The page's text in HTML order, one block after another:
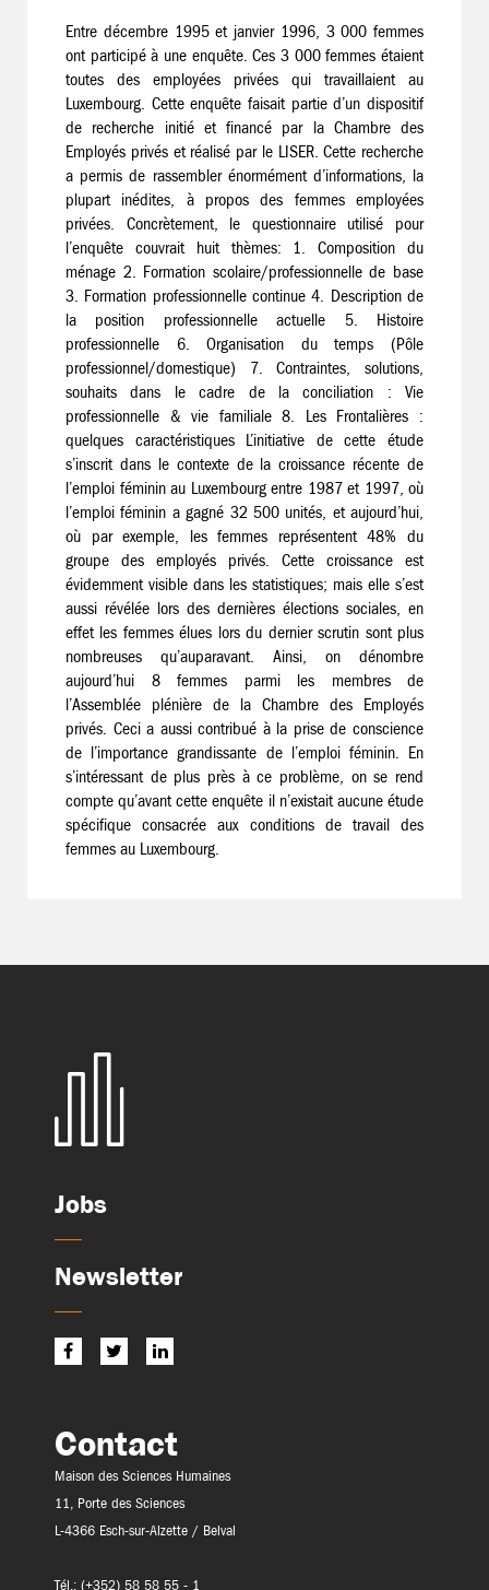
Entre décembre 1995 et janvier 1996, 3 000 femmes
ont participé à une enquête. Ces 3 000 femmes étaient
toutes des employées privées qui travaillaient au
Luxembourg. Cette enquête faisait partie d’un dispositif
de recherche initié et financé par la Chambre des
Employés privés et réalisé par le LISER. Cette recherche
a permis de rassembler énormément d’informations, la
plupart inédites, à propos des femmes employées
privées. Concrètement, le questionnaire utilisé pour
l’enquête couvrait huit thèmes: 1. Composition du
ménage 2. Formation scolaire/professionnelle de base
3. Formation professionnelle continue 4. Description de
la position professionnelle actuelle 5. Histoire
professionnelle 6. Organisation du temps (Pôle
professionnel/domestique) 7. Contraintes, solutions,
souhaits dans le cadre de la conciliation : Vie
professionnelle & vie familiale 8. Les Frontalières :
quelques caractéristiques L’initiative de cette étude
s’inscrit dans le contexte de la croissance récente de
l’emploi féminin au Luxembourg entre 1987 et 1997, où
l’emploi féminin a gagné 32 500 unités, et aujourd’hui,
où par exemple, les femmes représentent 48% du
groupe des employés privés. Cette croissance est
évidemment visible dans les statistiques; mais elle s’est
aussi révélée lors des dernières élections sociales, en
effet les femmes élues lors du dernier scrutin sont plus
nombreuses qu’auparavant. Ainsi, on dénombre
aujourd’hui 8 femmes parmi les membres de
l’Assemblée plénière de la Chambre des Employés
privés. Ceci a aussi contribué à la prise de conscience
de l’importance grandissante de l’emploi féminin. En
s’intéressant de plus près à ce problème, on se rend
compte qu’avant cette enquête il n’existait aucune étude
spécifique consacrée aux conditions de travail des
femmes au Luxembourg.
Jobs
Newsletter
Contact
Maison des Sciences Humaines
11, Porte des Sciences
L-4366 Esch-sur-Alzette / Belval
Tél.: (+352) 58 58 55 - 1